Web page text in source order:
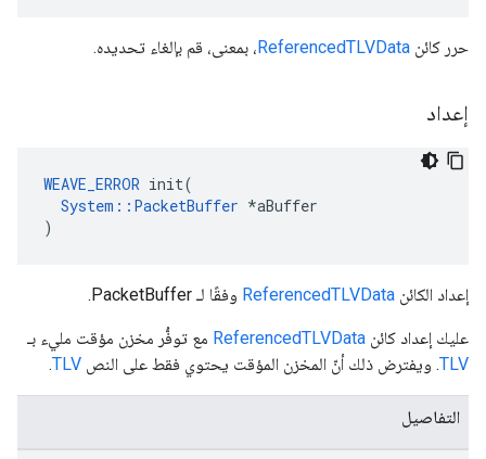
حرر كائن ReferencedTLVData، بمعنى، قم بإلغاء تحديده.
إعداد
WEAVE_ERROR init(
System::PacketBuffer *aBuffer
)
إعداد الكائن ReferencedTLVData وفقًا لـ PacketBuffer.
عليك إعداد كائن ReferencedTLVData مع توفُّر مخزن مؤقت مليء بـ
TLV. ويفترض ذلك أنّ المخزن المؤقت يحتوي فقط على النص TLV
.
التفاصيل